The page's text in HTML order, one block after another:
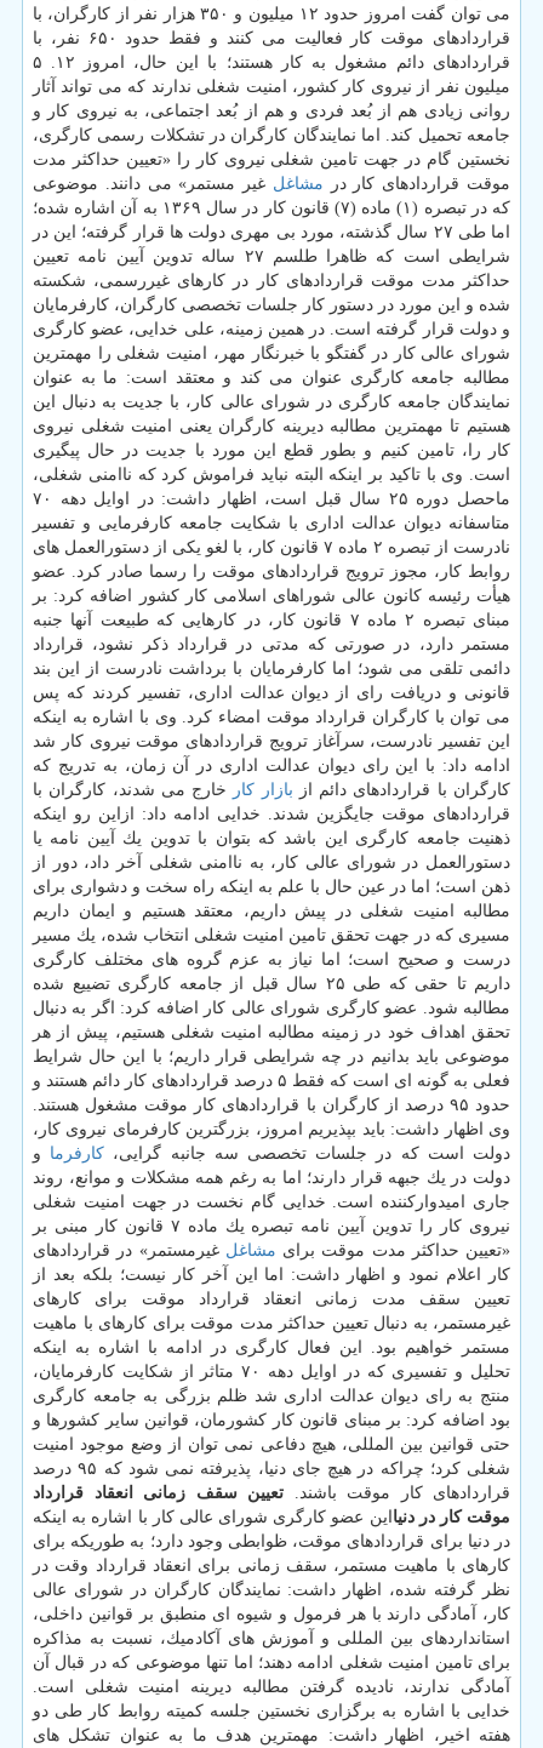
می توان گفت امروز حدود ۱۲ میلیون و ۳۵۰ هزار نفر از كارگران، با
قراردادهای موقت كار فعالیت می كنند و فقط حدود ۶۵۰ نفر، با
قراردادهای دائم مشغول به كار هستند؛ با این حال، امروز ۱۲. ۵
میلیون نفر از نیروی كار كشور، امنیت شغلی ندارند كه می تواند آثار
روانی زیادی هم از بُعد فردی و هم از بُعد اجتماعی، به نیروی كار و
جامعه تحمیل كند. اما نمایندگان كارگران در تشكلات رسمی كارگری،
نخستین گام در جهت تامین شغلی نیروی كار را «تعیین حداكثر مدت
موقت قراردادهای كار در مشاغل غیر مستمر» می دانند. موضوعی
كه در تبصره (۱) ماده (۷) قانون كار در سال ۱۳۶۹ به آن اشاره شده؛
اما طی ۲۷ سال گذشته، مورد بی مهری دولت ها قرار گرفته؛ این در
شرایطی است كه ظاهرا طلسم ۲۷ ساله تدوین آیین نامه تعیین
حداكثر مدت موقت قراردادهای كار در كارهای غیررسمی، شكسته
شده و این مورد در دستور كار جلسات تخصصی كارگران، كارفرمایان
و دولت قرار گرفته است. در همین زمینه، علی خدایی، عضو كارگری
شورای عالی كار در گفتگو با خبرنگار مهر، امنیت شغلی را مهمترین
مطالبه جامعه كارگری عنوان می كند و معتقد است: ما به عنوان
نمایندگان جامعه كارگری در شورای عالی كار، با جدیت به دنبال این
هستیم تا مهمترین مطالبه دیرینه كارگران یعنی امنیت شغلی نیروی
كار را، تامین كنیم و بطور قطع این مورد با جدیت در حال پیگیری
است. وی با تاكید بر اینكه البته نباید فراموش كرد كه ناامنی شغلی،
ماحصل دوره ۲۵ سال قبل است، اظهار داشت: در اوایل دهه ۷۰
متاسفانه دیوان عدالت اداری با شكایت جامعه كارفرمایی و تفسیر
نادرست از تبصره ۲ ماده ۷ قانون كار، با لغو یكی از دستورالعمل های
روابط كار، مجوز ترویج قراردادهای موقت را رسما صادر كرد. عضو
هیأت رئیسه كانون عالی شوراهای اسلامی كار كشور اضافه كرد: بر
مبنای تبصره ۲ ماده ۷ قانون كار، در كارهایی كه طبیعت آنها جنبه
مستمر دارد، در صورتی كه مدتی در قرارداد ذكر نشود، قرارداد
دائمی تلقی می شود؛ اما كارفرمایان با برداشت نادرست از این بند
قانونی و دریافت رای از دیوان عدالت اداری، تفسیر كردند كه پس
می توان با كارگران قرارداد موقت امضاء كرد. وی با اشاره به اینكه
این تفسیر نادرست، سرآغاز ترویج قراردادهای موقت نیروی كار شد
ادامه داد: با این رای دیوان عدالت اداری در آن زمان، به تدریج كه
كارگران با قراردادهای دائم از بازار كار
خارج می شدند، كارگران با
قراردادهای موقت جایگزین شدند. خدایی ادامه داد: ازاین رو اینكه
ذهنیت جامعه كارگری این باشد كه بتوان با تدوین یك آیین نامه یا
دستورالعمل در شورای عالی كار، به ناامنی شغلی آخر داد، دور از
ذهن است؛ اما در عین حال با علم به اینكه راه سخت و دشواری برای
مطالبه امنیت شغلی در پیش داریم، معتقد هستیم و ایمان داریم
مسیری كه در جهت تحقق تامین امنیت شغلی انتخاب شده، یك مسیر
درست و صحیح است؛ اما نیاز به عزم گروه های مختلف كارگری
داریم تا حقی كه طی ۲۵ سال قبل از جامعه كارگری تضییع شده
مطالبه شود. عضو كارگری شورای عالی كار اضافه كرد: اگر به دنبال
تحقق اهداف خود در زمینه مطالبه امنیت شغلی هستیم، پیش از هر
موضوعی باید بدانیم در چه شرایطی قرار داریم؛ با این حال شرایط
فعلی به گونه ای است كه فقط ۵ درصد قراردادهای كار دائم هستند و
حدود ۹۵ درصد از كارگران با قراردادهای كار موقت مشغول هستند.
وی اظهار داشت: باید بپذیریم امروز، بزرگترین كارفرمای نیروی كار،
دولت است كه در جلسات تخصصی سه جانبه گرایی، كارفرما و
دولت در یك جبهه قرار دارند؛ اما به رغم همه مشكلات و موانع، روند
جاری امیدواركننده است. خدایی گام نخست در جهت امنیت شغلی
نیروی كار را تدوین آیین نامه تبصره یك ماده ۷ قانون كار مبنی بر
«تعیین حداكثر مدت موقت برای مشاغل غیرمستمر» در قراردادهای
كار اعلام نمود و اظهار داشت: اما این آخر كار نیست؛ بلكه بعد از
تعیین سقف مدت زمانی انعقاد قرارداد موقت برای كارهای
غیرمستمر، به دنبال تعیین حداكثر مدت موقت برای كارهای با ماهیت
مستمر خواهیم بود. این فعال كارگری در ادامه با اشاره به اینكه
تحلیل و تفسیری كه در اوایل دهه ۷۰ متاثر از شكایت كارفرمایان،
منتج به رای دیوان عدالت اداری شد ظلم بزرگی به جامعه كارگری
بود اضافه كرد: بر مبنای قانون كار كشورمان، قوانین سایر كشورها و
حتی قوانین بین المللی، هیچ دفاعی نمی توان از وضع موجود امنیت
شغلی كرد؛ چراكه در هیچ جای دنیا، پذیرفته نمی شود كه ۹۵ درصد
قراردادهای كار موقت باشند. تعیین سقف زمانی انعقاد قرارداد
موقت كار در دنیااین عضو كارگری شورای عالی كار با اشاره به اینكه
در دنیا برای قراردادهای موقت، ظوابطی وجود دارد؛ به طوریكه برای
كارهای با ماهیت مستمر، سقف زمانی برای انعقاد قرارداد وقت در
نظر گرفته شده، اظهار داشت: نمایندگان كارگران در شورای عالی
كار، آمادگی دارند با هر فرمول و شیوه ای منطبق بر قوانین داخلی،
استانداردهای بین المللی و آموزش های آكادمیك، نسبت به مذاكره
برای تامین امنیت شغلی ادامه دهند؛ اما تنها موضوعی كه در قبال آن
آمادگی ندارند، نادیده گرفتن مطالبه دیرینه امنیت شغلی است.
خدایی با اشاره به برگزاری نخستین جلسه كمیته روابط كار طی دو
هفته اخیر، اظهار داشت: مهمترین هدف ما به عنوان تشكل های